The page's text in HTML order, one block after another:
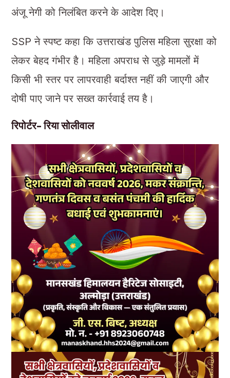
अंजू नेगी को निलंबित करने के आदेश दिए।
SSP ने स्पष्ट कहा कि उत्तराखंड पुलिस महिला सुरक्षा को
लेकर बेहद गंभीर है। महिला अपराध से जुड़े मामलों में
किसी भी स्तर पर लापरवाही बर्दाश्त नहीं की जाएगी और
दोषी पाए जाने पर सख्त कार्रवाई तय है।
रिपोर्टर- रिया सोलीवाल